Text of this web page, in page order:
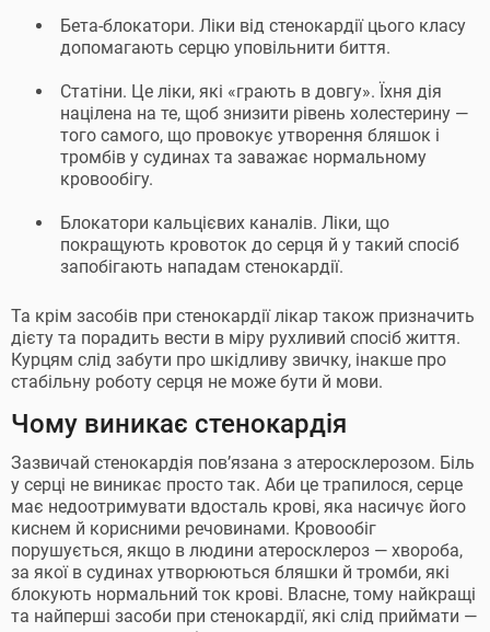
Бета-блокатори. Ліки від стенокардії цього класу
допомагають серцю уповільнити биття.
Статіни. Це ліки, які «грають в довгу». Їхня дія
націлена на те, щоб знизити рівень холестерину —
того самого, що провокує утворення бляшок і
тромбів у судинах та заважає нормальному
кровообігу.
Блокатори кальцієвих каналів. Ліки, що
покращують кровоток до серця й у такий спосіб
запобігають нападам стенокардії.
Та крім засобів при стенокардії лікар також призначить
дієту та порадить вести в міру рухливий спосіб життя.
Курцям слід забути про шкідливу звичку, інакше про
стабільну роботу серця не може бути й мови.
Чому виникає стенокардія
Зазвичай стенокардія пов’язана з атеросклерозом. Біль
у серці не виникає просто так. Аби це трапилося, серце
має недоотримувати вдосталь крові, яка насичує його
киснем й корисними речовинами. Кровообіг
порушується, якщо в людини атеросклероз — хвороба,
за якої в судинах утворюються бляшки й тромби, які
блокують нормальний ток крові. Власне, тому найкращі
та найперші засоби при стенокардії, які слід приймати —